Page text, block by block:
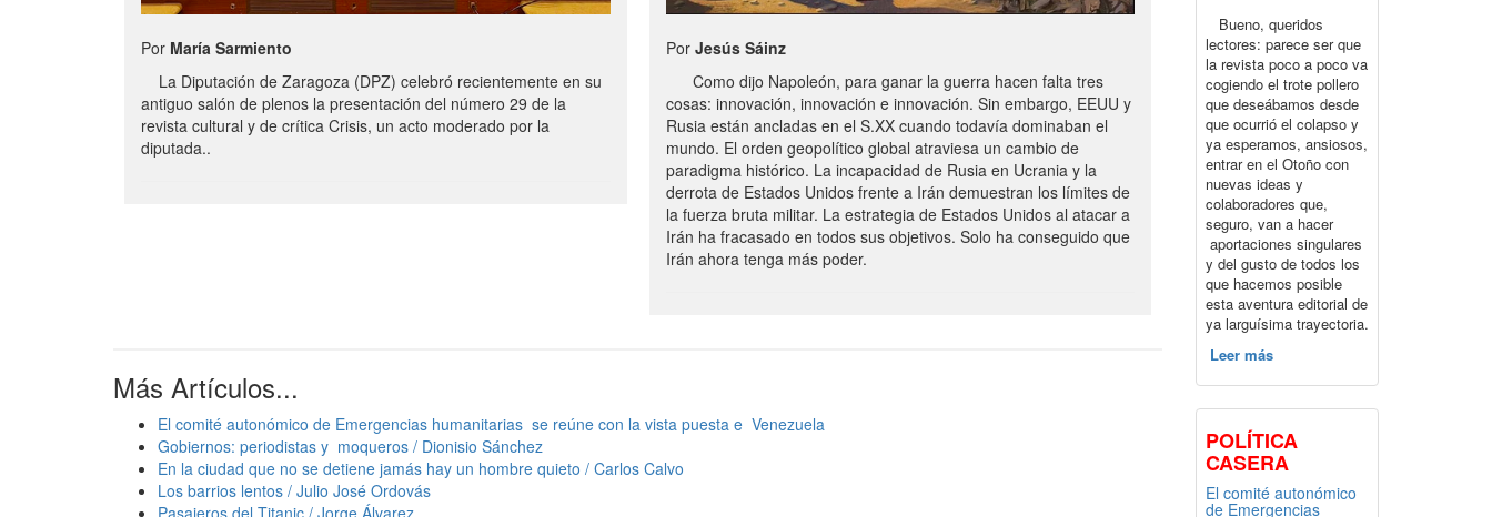
Por María Sarmiento
La Diputación de Zaragoza (DPZ) celebró recientemente en su
antiguo salón de plenos la presentación del número 29 de la
revista cultural y de crítica Crisis, un acto moderado por la
diputada..
PorJesús Sáinz
Como dijo Napoleón, para ganar la guerra hacen falta tres
cosas: innovación, innovación e innovación. Sin embargo, EEUU y
Rusia están ancladas en el S.XX cuando todavía dominaban el
mundo. El orden geopolítico global atraviesa un cambio de
paradigma histórico. La incapacidad de Rusia en Ucrania y la
derrota de Estados Unidos frente a Irán demuestran los límites de
la fuerza bruta militar. La estrategia de Estados Unidos al atacar a
Irán ha fracasado en todos sus objetivos. Solo ha conseguido que
Irán ahora tenga más poder.
Más Artículos...
El comité autonómico de Emergencias humanitarias se reúne con la vista puesta e Venezuela
Gobiernos: periodistas y moqueros / Dionisio Sánchez
En la ciudad que no se detiene jamás hay un hombre quieto / Carlos Calvo
Los barrios lentos / Julio José Ordovás
Bueno, queridos
lectores: parece ser que
la revista poco a poco va
cogiendo el trote pollero
que deseábamos desde
que ocurrió el colapso y
ya esperamos, ansiosos,
entrar en el Otoño con
nuevas ideas y
colaboradores que,
seguro, van a hacer
aportaciones singulares
y del gusto de todos los
que hacemos posible
esta aventura editorial de
ya larguísima trayectoria.
Leer más
POLÍTICA
CASERA
El comité autonómico
de Emergencias